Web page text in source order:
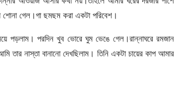
শোনা গেল।গা ছমছম করা একটা পরিবেশ।
পড়লাম। পরদিন খুব ভোরে ঘুম ভেঙে গেল।রান্নাঘরে রমজান
তার নাস্তা বানানো দেখছিলাম। তিনি একটা চায়ের কাপ আমার